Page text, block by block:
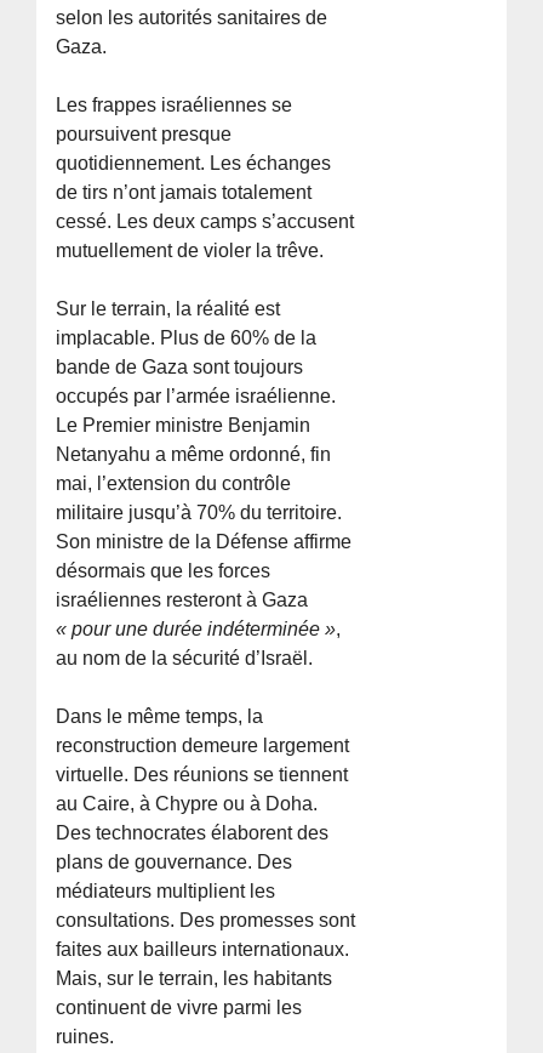
selon les autorités sanitaires de
Gaza.
Les frappes israéliennes se
poursuivent presque
quotidiennement. Les échanges
de tirs n’ont jamais totalement
cessé. Les deux camps s’accusent
mutuellement de violer la trêve.
Sur le terrain, la réalité est
implacable. Plus de 60% de la
bande de Gaza sont toujours
occupés par l’armée israélienne.
Le Premier ministre Benjamin
Netanyahu a même ordonné, fin
mai, l’extension du contrôle
militaire jusqu’à 70% du territoire.
Son ministre de la Défense affirme
désormais que les forces
israéliennes resteront à Gaza
« pour une durée indéterminée »,
au nom de la sécurité d’Israël.
Dans le même temps, la
reconstruction demeure largement
virtuelle. Des réunions se tiennent
au Caire, à Chypre ou à Doha.
Des technocrates élaborent des
plans de gouvernance. Des
médiateurs multiplient les
consultations. Des promesses sont
faites aux bailleurs internationaux.
Mais, sur le terrain, les habitants
continuent de vivre parmi les
ruines.